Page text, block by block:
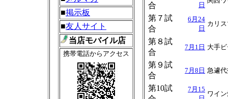
■掲示板
■友人サイト
当店モバイル店
携帯電話からアクセス
合
日
第７試
合
6月24
日
カリ
第８試
合
7月1日 大手
第９試
合
7月8日 急遽
第10試
7月15
ワイ